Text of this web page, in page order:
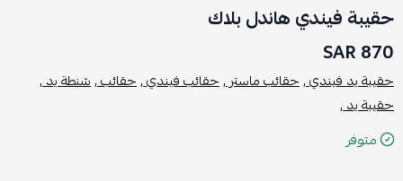
حقيبة فيندي هاندل بلاك
870 SAR
حقيبة يد فيندي ,حقائب ماستر ,حقائب فيندي ,حقائب ,شنطة يد ,
حقيبة يد ,
متوفر